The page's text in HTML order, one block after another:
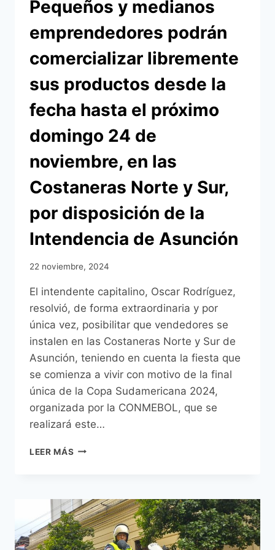
ENCARADO
POR
LA
COMUNA
CAPITALINA
Pequeños y medianos
emprendedores podrán
comercializar libremente
sus productos desde la
fecha hasta el próximo
domingo 24 de
noviembre, en las
Costaneras Norte y Sur,
por disposición de la
Intendencia de Asunción
22 noviembre, 2024
El intendente capitalino, Oscar Rodríguez,
resolvió, de forma extraordinaria y por
única vez, posibilitar que vendedores se
instalen en las Costaneras Norte y Sur de
Asunción, teniendo en cuenta la fiesta que
se comienza a vivir con motivo de la final
única de la Copa Sudamericana 2024,
organizada por la CONMEBOL, que se
realizará este…
LEER MÁS PEQUEÑOS
PODRÁN
COMERCIALIZAR
LIBREMENTE
SUS